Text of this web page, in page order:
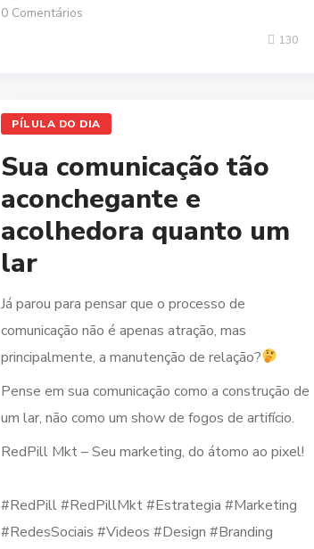
0 Comentários
130
PÍLULA DO DIA
Sua comunicação tão
aconchegante e
acolhedora quanto um
lar
Já parou para pensar que o processo de
comunicação não é apenas atração, mas
principalmente, a manutenção de relação?
Pense em sua comunicação como a construção de
um lar, não como um show de fogos de artifício.
RedPill Mkt – Seu marketing, do átomo ao pixel!
#RedPill #RedPillMkt #Estrategia #Marketing
#RedesSociais #Videos #Design #Branding